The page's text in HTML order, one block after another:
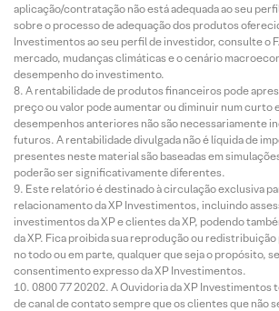
aplicação/contratação não está adequada ao seu
sobre o processo de adequação dos produtos
Investimentos ao seu perfil de investidor, consulte o
mercado, mudanças climáticas e o cenário
desempenho do investimento.
A rentabilidade de produtos financeiros pode
preço ou valor pode aumentar ou diminuir num curto
desempenhos anteriores não são necessariamente
futuros. A rentabilidade divulgada não é líquida de
presentes neste material são baseadas em
poderão ser significativamente diferentes.
Este relatório é destinado à circulação exclusiva
relacionamento da XP Investimentos, incluindo
investimentos da XP e clientes da XP, podendo
da XP. Fica proibida sua reprodução ou redistribuição
no todo ou em parte, qualquer que seja o propósito,
consentimento expresso da XP Investimentos.
0800 77 20202. A Ouvidoria da XP Investimentos
de canal de contato sempre que os clientes que não